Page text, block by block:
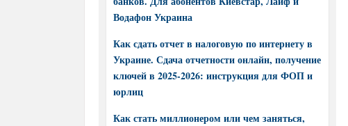
Водафон Украина
Как сдать отчет в налоговую по интернету в
Украине. Сдача отчетности онлайн, получение
ключей в 2025-2026: инструкция для ФОП и
юрлиц
Как стать миллионером или чем заняться,